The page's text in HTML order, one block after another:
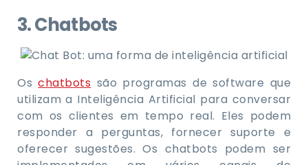
3. Chatbots
Oschatbots são programas de software que
utilizam a Inteligência Artificial para conversar
com os clientes em tempo real. Eles podem
responder a perguntas, fornecer suporte e
oferecer sugestões. Os chatbots podem ser